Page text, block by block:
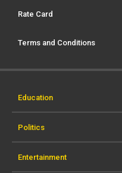
Rate Card
Terms and Conditions
Education
Politics
Entertainment